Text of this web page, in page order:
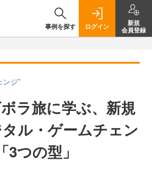
事例を探す ログイン
新規
会員登録
ンジ”
ラ旅に学ぶ、新規
ル・ゲームチェン
つの型」